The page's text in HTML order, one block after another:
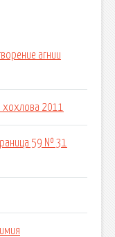
агнии
хохлова 2011
59 № 31